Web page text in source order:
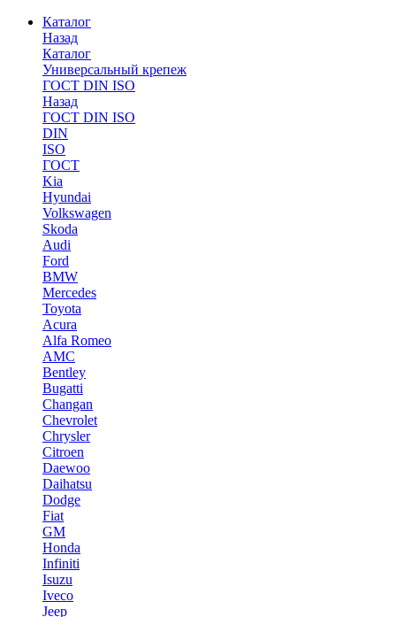
Каталог
Назад
Каталог
Универсальный крепеж
ГОСТ DIN ISO
Назад
ГОСТ DIN ISO
DIN
ISO
ГОСТ
Kia
Hyundai
Volkswagen
Skoda
Audi
Ford
BMW
Mercedes
Toyota
Acura
Alfa Romeo
AMC
Bentley
Bugatti
Changan
Chevrolet
Chrysler
Citroen
Daewoo
Daihatsu
Dodge
Fiat
GM
Honda
Infiniti
Isuzu
Iveco
Jeep